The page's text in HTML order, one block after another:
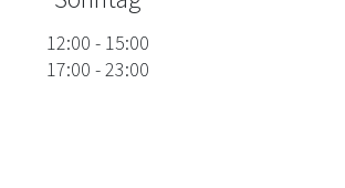
12:00 - 15:00
17:00 -23:00